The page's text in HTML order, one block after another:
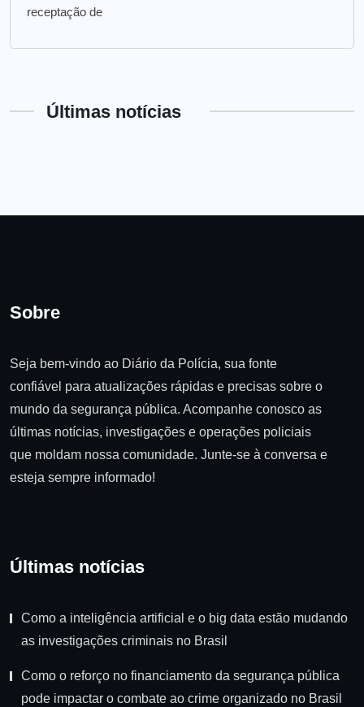
receptação de
Últimas notícias
Sobre
Seja bem-vindo ao Diário da Polícia, sua fonte
confiável para atualizações rápidas e precisas sobre o
mundo da segurança pública. Acompanhe conosco as
últimas notícias, investigações e operações policiais
que moldam nossa comunidade. Junte-se à conversa e
esteja sempre informado!
Últimas notícias
Como a inteligência artificial e o big data estão mudando
as investigações criminais no Brasil
Como o reforço no financiamento da segurança pública
pode impactar o combate ao crime organizado no Brasil